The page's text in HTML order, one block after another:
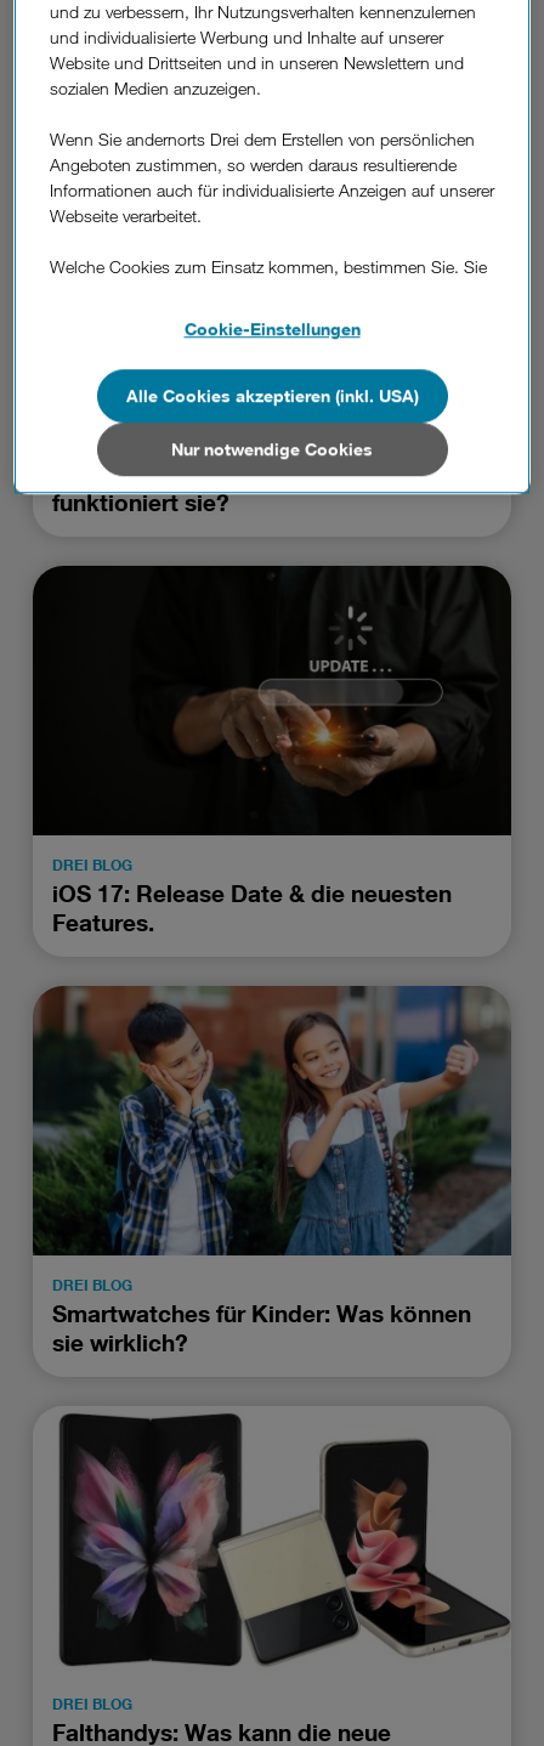
Face ID funktioniert nicht? Schnelle
Hilfe.
DREI BLOG
Gesichtserkennung am Handy: Wie
funktioniert sie?
DREI BLOG
iOS 17: Release Date & die neuesten
Features.
DREI BLOG
Smartwatches für Kinder: Was können
sie wirklich?
DREI BLOG
Falthandys: Was kann die neue
und zu verbessern, Ihr Nutzungsverhalten kennenzulernen
und individualisierte Werbung und Inhalte auf unserer
Website und Drittseiten und in unseren Newslettern und
sozialen Medien anzuzeigen.
Wenn Sie andernorts Drei dem Erstellen von persönlichen
Angeboten zustimmen, so werden daraus resultierende
Informationen auch für individualisierte Anzeigen auf unserer
Webseite verarbeitet.
Welche Cookies zum Einsatz kommen, bestimmen Sie. Sie
Details und alle Optionen finden Sie unter „Cookie-
Wenn Sie allen Cookies zustimmen, werden auch Cookies
von Drittanbietern verarbeitet, die Ihre Daten in Ländern
außerhalb der europäischen Union (z.B. in den USA)
verarbeiten. Sie unterliegen keinem EU-konformen
Datenschutzniveau und es stehen keine wirksamen
Cookies von Unternehmen in Drittstaaten, die ein ähnliches
(z.B. Data Privacy Framework), werden wie europäische
Wenn Sie „Nur notwendige Cookies“ wählen, dann sind für
Sie nur jene Cookies im Einsatz, die zur Funktion dieser
Website unerlässlich sind.
Cookie-Einstellungen
Nur notwendige Cookies
Alle Cookies akzeptieren (inkl. USA)